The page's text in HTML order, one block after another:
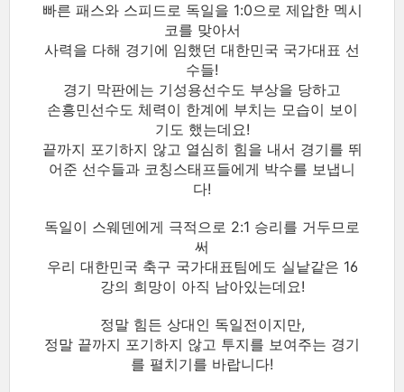
빠른 패스와 스피드로 독일을 1:0으로 제압한 멕시
코를 맞아서
사력을 다해 경기에 임했던 대한민국 국가대표 선
수들!
경기 막판에는 기성용선수도 부상을 당하고
손흥민선수도 체력이 한계에 부치는 모습이 보이
기도 했는데요!
끝까지 포기하지 않고 열심히 힘을 내서 경기를 뛰
어준 선수들과 코칭스태프들에게 박수를 보냅니
다!
독일이 스웨덴에게 극적으로 2:1 승리를 거두므로
써
우리 대한민국 축구 국가대표팀에도 실낱같은 16
강의 희망이 아직 남아있는데요!
정말 힘든 상대인 독일전이지만,
정말 끝까지 포기하지 않고 투지를 보여주는 경기
를 펼치기를 바랍니다!